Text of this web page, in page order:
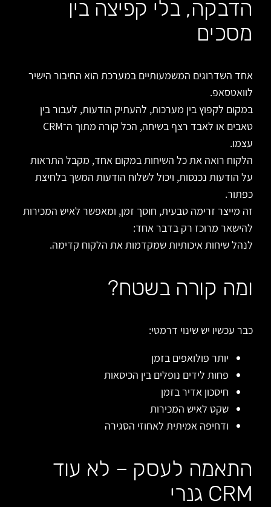
הדבקה, בלי קפיצה בין
מסכים
אחד השדרוגים המשמעותיים במערכת הוא החיבור הישיר
לוואטסאפ.
במקום לקפוץ בין מערכות, להעתיק הודעות, לעבור בין
טאבים או לאבד רצף בשיחה, הכל קורה מתוך ה־CRM
עצמו.
הלקוח רואה את כל השיחות במקום אחד, מקבל התראות
על הודעות נכנסות, ויכול לשלוח הודעות המשך בלחיצת
כפתור.
זה מייצר זרימה טבעית, חוסך זמן, ומאפשר לאיש המכירות
להישאר מרוכז רק בדבר אחד:
לנהל שיחות איכותיות שמקדמות את הלקוח קדימה.
ומה קורה בשטח?
כבר עכשיו יש שינוי דרמטי:
יותר פולואפים בזמן
פחות לידים נופלים בין הכיסאות
חיסכון אדיר בזמן
שקט לאיש המכירות
ודחיפה אמיתית לאחוזי הסגירה
התאמה לעסק – לא עוד
CRM גנרי